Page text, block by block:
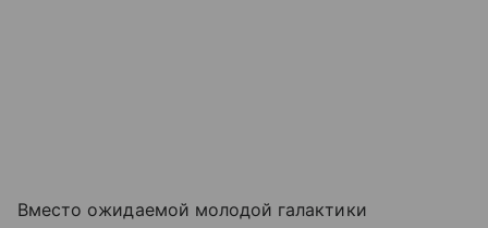
Вместо ожидаемой молодой галактики